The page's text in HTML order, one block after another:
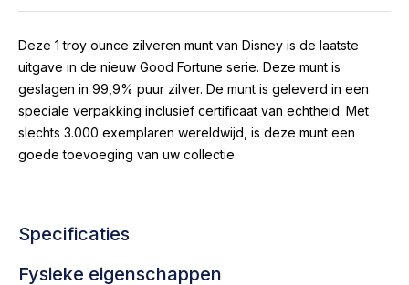
Deze 1 troy ounce zilveren munt van Disney is de laatste
uitgave in de nieuw Good Fortune serie. Deze munt is
geslagen in 99,9% puur zilver. De munt is geleverd in een
speciale verpakking inclusief certificaat van echtheid. Met
slechts 3.000 exemplaren wereldwijd, is deze munt een
goede toevoeging van uw collectie.
Specificaties
Fysieke eigenschappen